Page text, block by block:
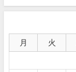
月 火